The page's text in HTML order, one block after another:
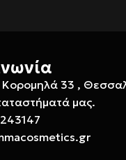
Κορομηλά 33 ,
μας.